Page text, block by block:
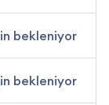
bekleniyor
bekleniyor